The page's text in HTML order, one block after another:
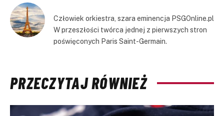
Człowiek orkiestra, szara eminencja PSGOnline.pl
W przeszłości twórca jednej z pierwszych stron
poświęconych Paris Saint-Germain.
PRZECZYTAJ RÓWNIEŻ